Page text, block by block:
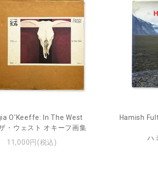
O'Keeffe: In The West
・ウェスト オキーフ画集
11,000円(税込)
Hamish
ハ